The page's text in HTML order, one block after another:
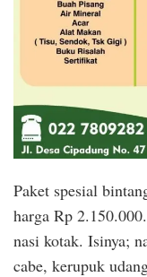
Paket spesial
harga Rp
nasi kotak. Isinya;
cabe, kerupuk